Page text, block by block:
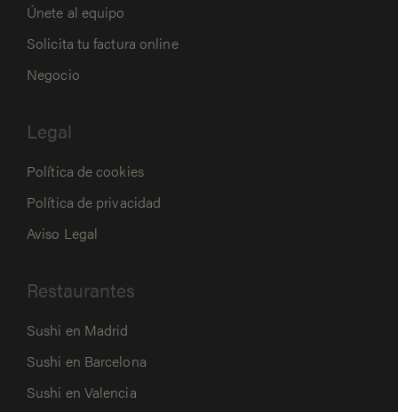
Únete al equipo
Solicita tu factura online
Negocio
Legal
Política de cookies
Política de privacidad
Aviso Legal
Restaurantes
Sushi en Madrid
Sushi en Barcelona
Sushi en Valencia